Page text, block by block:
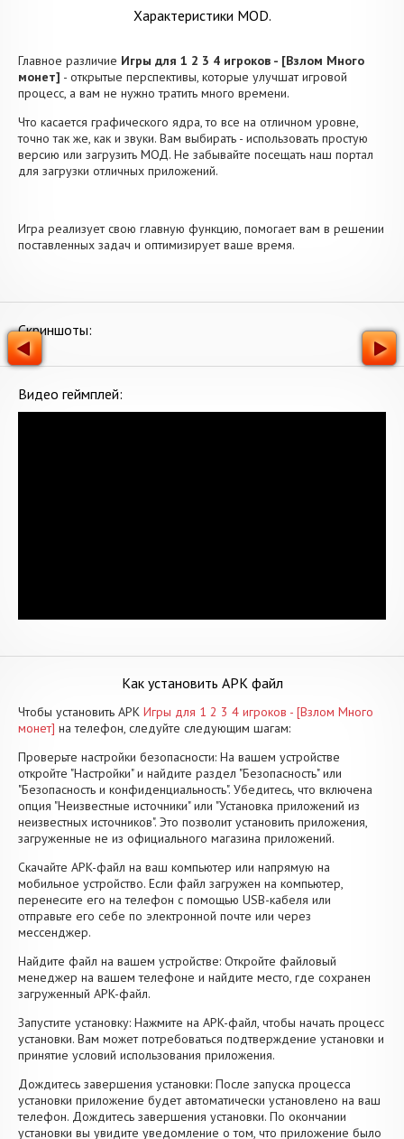
Характеристики MOD.
Главное различие Игры для 1 2 3 4 игроков - [Взлом Много
монет] - открытые перспективы, которые улучшат игровой
процесс, а вам не нужно тратить много времени.
Что касается графического ядра, то все на отличном уровне,
точно так же, как и звуки. Вам выбирать - использовать простую
версию или загрузить МОД. Не забывайте посещать наш портал
для загрузки отличных приложений.
Игра реализует свою главную функцию, помогает вам в решении
поставленных задач и оптимизирует ваше время.
Скриншоты:
Видео геймплей:
Как установить APK файл
Чтобы установить APK Игры для 1 2 3 4 игроков - [Взлом Много
монет] на телефон, следуйте следующим шагам:
Проверьте настройки безопасности: На вашем устройстве
откройте "Настройки" и найдите раздел "Безопасность" или
"Безопасность и конфиденциальность". Убедитесь, что включена
опция "Неизвестные источники" или "Установка приложений из
неизвестных источников". Это позволит установить приложения,
загруженные не из официального магазина приложений.
Скачайте APK-файл на ваш компьютер или напрямую на
мобильное устройство. Если файл загружен на компьютер,
перенесите его на телефон с помощью USB-кабеля или
отправьте его себе по электронной почте или через
мессенджер.
Найдите файл на вашем устройстве: Откройте файловый
менеджер на вашем телефоне и найдите место, где сохранен
загруженный APK-файл.
Запустите установку: Нажмите на APK-файл, чтобы начать процесс
установки. Вам может потребоваться подтверждение установки и
принятие условий использования приложения.
Дождитесь завершения установки: После запуска процесса
установки приложение будет автоматически установлено на ваш
телефон. Дождитесь завершения установки. По окончании
установки вы увидите уведомление о том, что приложение было